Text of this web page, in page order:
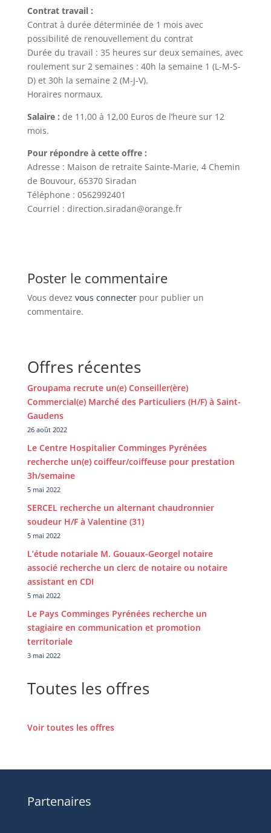
Contrat travail :
Contrat à durée déterminée de 1 mois avec
possibilité de renouvellement du contrat
Durée du travail : 35 heures sur deux semaines, avec
roulement sur 2 semaines : 40h la semaine 1 (L-M-S-
D) et 30h la semaine 2 (M-J-V).
Horaires normaux.
Salaire : de 11,00 à 12,00 Euros de l’heure sur 12
mois.
Pour répondre à cette offre :
Adresse : Maison de retraite Sainte-Marie, 4 Chemin
de Bouvour, 65370 Siradan
Téléphone : 0562992401
Courriel : direction.siradan@orange.fr
Poster le commentaire
Vous devez vous connecterpour publier un
commentaire.
Offres récentes
Groupama recrute un(e) Conseiller(ère)
Commercial(e) Marché des Particuliers (H/F) à Saint-
Gaudens
26 août 2022
Le Centre Hospitalier Comminges Pyrénées
recherche un(e) coiffeur/coiffeuse pour prestation
3h/semaine
5 mai 2022
SERCEL recherche un alternant chaudronnier
soudeur H/F à Valentine (31)
5 mai 2022
L’étude notariale M. Gouaux-Georgel notaire
associé recherche un clerc de notaire ou notaire
assistant en CDI
5 mai 2022
Le Pays Comminges Pyrénées recherche un
stagiaire en communication et promotion
territoriale
3 mai 2022
Toutes les offres
Voir toutes les offres
Partenaires